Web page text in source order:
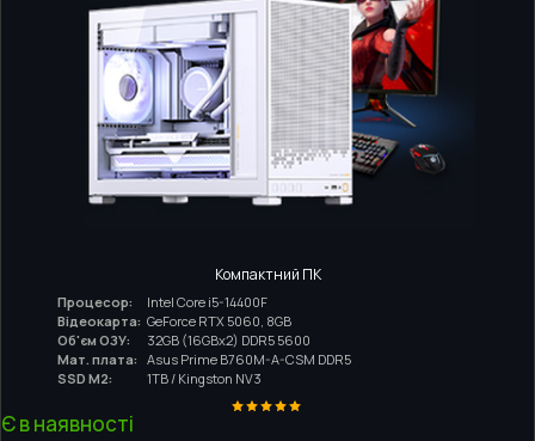
Компактний ПК
Процесор:
Intel Core i5-14400F
Відеокарта: GeForce RTX 5060, 8GB
Об'єм ОЗУ:
32GB (16GBx2) DDR5 5600
Мат. плата:
Asus Prime B760M-A-CSM DDR5
SSD M2:
1TB / Kingston NV3
Є в наявності